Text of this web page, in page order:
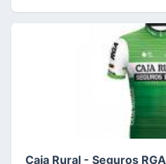
Caja Rural - Seguros RGA